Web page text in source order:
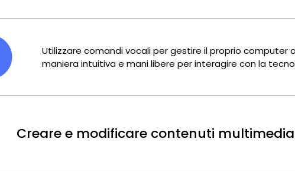
Utilizzare comandi vocali per gestire il proprio computer
maniera intuitiva e mani libere per interagire con la
Creare e modificare contenuti